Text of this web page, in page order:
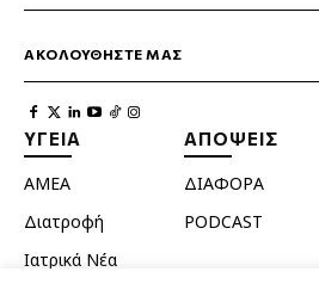
ΑΚΟΛΟΥΘΗΣΤΕ ΜΑΣ
ΥΓΕΙΑ
ΑΜΕΑ
Διατροφή
Ιατρικά Νέα
ΑΠΟΨΕΙΣ
ΔΙΑΦΟΡΑ
PODCAST